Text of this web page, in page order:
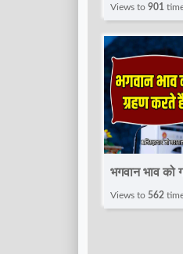
Speech !
Total Bhakti
Views to 901
भगवान भाव
Pravachan !
Views to 562